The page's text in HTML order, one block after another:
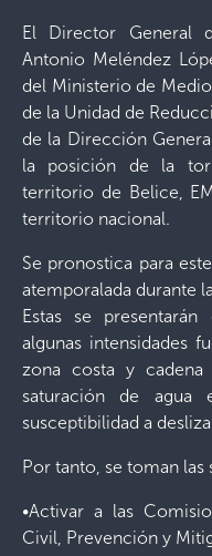
El Director General
Antonio Meléndez
del Ministerio de
de la Unidad de
de la Dirección
la posición de la
territorio de Belice,
territorio nacional.
Se pronostica para
atemporalada durante
Estas se
algunas intensidades
zona costa y cadena
saturación de agua
susceptibilidad a
Por tanto, se toman las
•Activar a las
Civil, Prevención y